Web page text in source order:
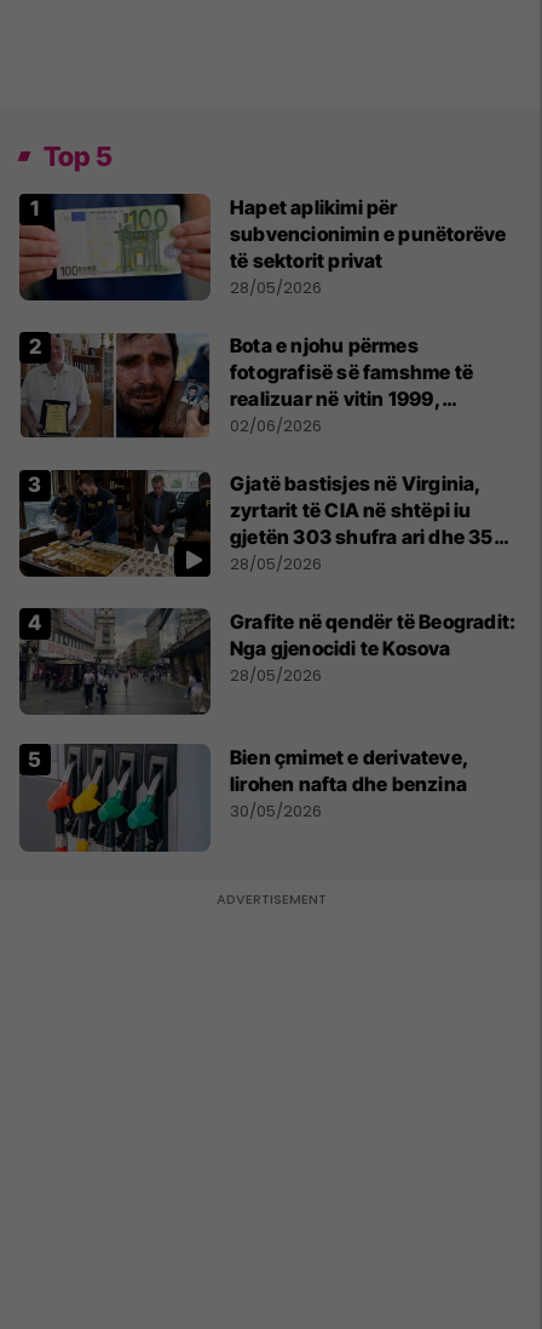
Top 5
Hapet aplikimi për
subvencionimin e punëtorëve
të sektorit privat
28/05/2026
Bota e njohu përmes
fotografisë së famshme të
realizuar në vitin 1999,
pensionohet Xajë Mustafa
02/06/2026
Gjatë bastisjes në Virginia,
zyrtarit të CIA në shtëpi iu
gjetën 303 shufra ari dhe 35
orë luksoze Rolex
28/05/2026
Grafite në qendër të Beogradit:
Nga gjenocidi te Kosova
28/05/2026
Bien çmimet e derivateve,
lirohen nafta dhe benzina
30/05/2026